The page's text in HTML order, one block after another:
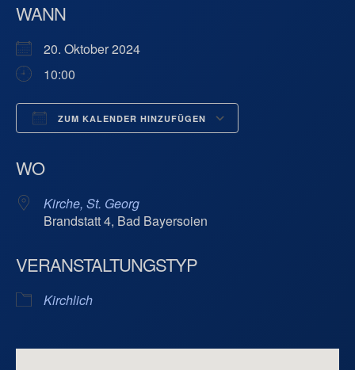
WANN
20. Oktober 2024
10:00
ZUM KALENDER HINZUFÜGEN
WO
Kirche, St. Georg
Brandstatt 4, Bad Bayersoien
VERANSTALTUNGSTYP
Kirchlich